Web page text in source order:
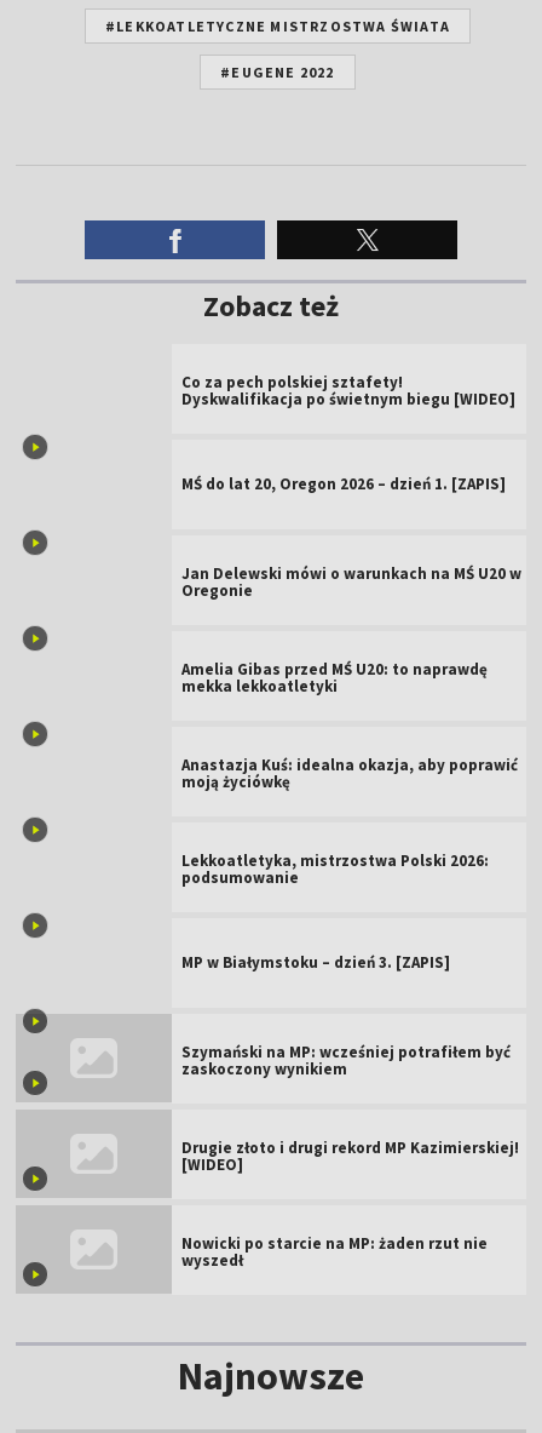
#LEKKOATLETYCZNE MISTRZOSTWA ŚWIATA
#EUGENE 2022
Zobacz też
Co za pech polskiej sztafety!
Dyskwalifikacja po świetnym biegu [WIDEO]
MŚ do lat 20, Oregon 2026 – dzień 1. [ZAPIS]
Jan Delewski mówi o warunkach na MŚ U20 w
Oregonie
Amelia Gibas przed MŚ U20: to naprawdę
mekka lekkoatletyki
Anastazja Kuś: idealna okazja, aby poprawić
moją życiówkę
Lekkoatletyka, mistrzostwa Polski 2026:
podsumowanie
MP w Białymstoku – dzień 3. [ZAPIS]
Szymański na MP: wcześniej potrafiłem być
zaskoczony wynikiem
Drugie złoto i drugi rekord MP Kazimierskiej!
[WIDEO]
Nowicki po starcie na MP: żaden rzut nie
wyszedł
Najnowsze